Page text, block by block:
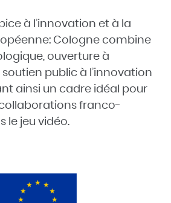
à l’innovation et à la
Cologne combine
ouverture à
soutien public à l’innovation
ainsi un cadre idéal pour
franco-
le jeu vidéo.